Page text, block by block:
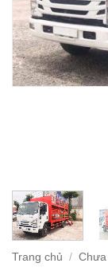
Trang chủ /